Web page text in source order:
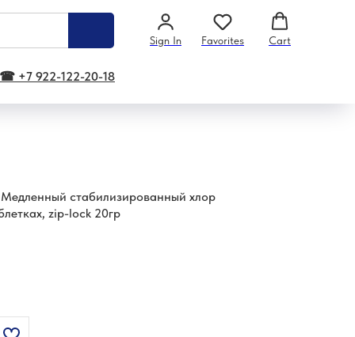
Sign In Favorites Cart
☎ +7 922-122-20-18
Медленный стабилизированный хлор
zip-lock 20гр